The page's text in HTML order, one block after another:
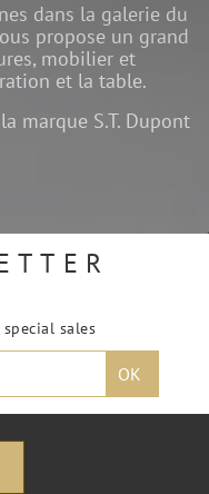
dans la galerie du
propose un grand
mobilier et
et la table.
marque S.T. Dupont
sales